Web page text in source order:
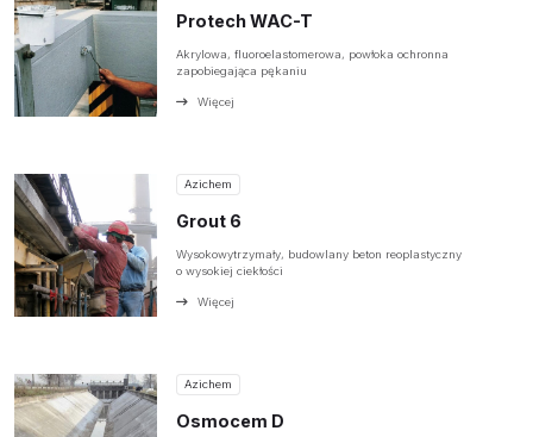
Protech WAC-T
Akrylowa, fluoroelastomerowa, powłoka ochronna
zapobiegająca pękaniu
Więcej
Azichem
Grout 6
Wysokowytrzymały, budowlany beton reoplastyczny
o wysokiej ciekłości
Więcej
Azichem
Osmocem D